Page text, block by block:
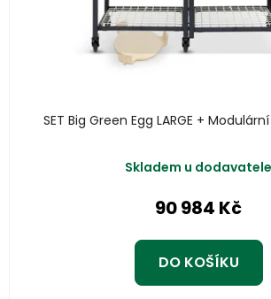
SET Big Green Egg LARGE +
Skladem u dodavatele
90 984 Kč
DO KOŠÍKU